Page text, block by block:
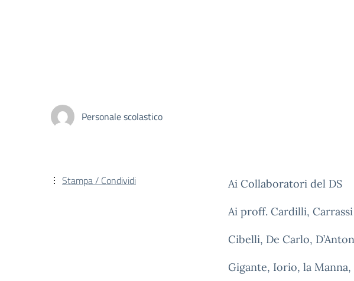
Personale scolastico
Ai Collaboratori del DS
Ai proff. Cardilli,
Cibelli, De Carlo,
Gigante, Iorio, la
Stampa / Condividi